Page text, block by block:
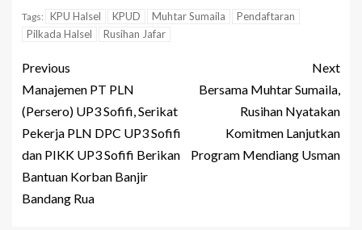
Tags: KPU Halsel KPUD Muhtar Sumaila
Pendaftaran
Pilkada Halsel
Rusihan Jafar
Previous
Manajemen PT PLN
(Persero) UP3 Sofifi, Serikat
Pekerja PLN DPC UP3 Sofifi
dan PIKK UP3 Sofifi Berikan
Bantuan Korban Banjir
Bandang Rua
Next
Bersama Muhtar Sumaila,
Rusihan Nyatakan
Komitmen Lanjutkan
Program Mendiang Usman